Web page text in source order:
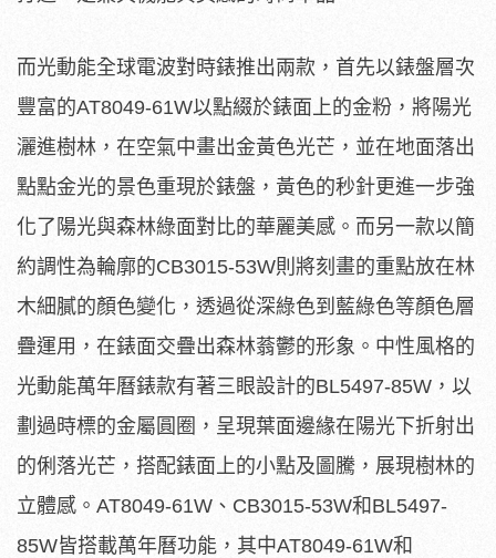
而光動能全球電波對時錶推出兩款，首先以錶盤層次
豐富的AT8049-61W以點綴於錶面上的金粉，將陽光
灑進樹林，在空氣中畫出金黃色光芒，並在地面落出
點點金光的景色重現於錶盤，黃色的秒針更進一步強
化了陽光與森林綠面對比的華麗美感。而另一款以簡
約調性為輪廓的CB3015-53W則將刻畫的重點放在林
木細膩的顏色變化，透過從深綠色到藍綠色等顏色層
疊運用，在錶面交疊出森林蓊鬱的形象。中性風格的
光動能萬年曆錶款有著三眼設計的BL5497-85W，以
劃過時標的金屬圓圈，呈現葉面邊緣在陽光下折射出
的俐落光芒，搭配錶面上的小點及圖騰，展現樹林的
立體感。AT8049-61W、CB3015-53W和BL5497-
85W皆搭載萬年曆功能，其中AT8049-61W和